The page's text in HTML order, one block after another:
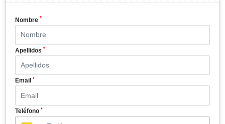
Nombre *
Apellidos *
Email *
Teléfono *